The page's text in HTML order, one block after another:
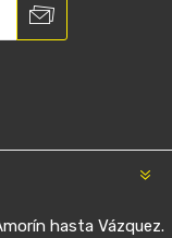
hasta Vázquez.